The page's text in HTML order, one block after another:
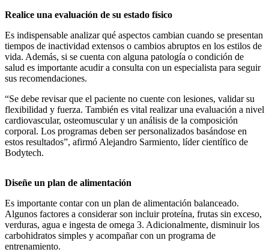
Realice una evaluación de su estado físico
Es indispensable analizar qué aspectos cambian cuando se presentan
tiempos de inactividad extensos o cambios abruptos en los estilos de
vida. Además, si se cuenta con alguna patología o condición de
salud es importante acudir a consulta con un especialista para seguir
sus recomendaciones.
“Se debe revisar que el paciente no cuente con lesiones, validar su
flexibilidad y fuerza. También es vital realizar una evaluación a nivel
cardiovascular, osteomuscular y un análisis de la composición
corporal. Los programas deben ser personalizados basándose en
estos resultados”, afirmó Alejandro Sarmiento, líder científico de
Bodytech.
Diseñe un plan de alimentación
Es importante contar con un plan de alimentación balanceado.
Algunos factores a considerar son incluir proteína, frutas sin exceso,
verduras, agua e ingesta de omega 3. Adicionalmente, disminuir los
carbohidratos simples y acompañar con un programa de
entrenamiento.